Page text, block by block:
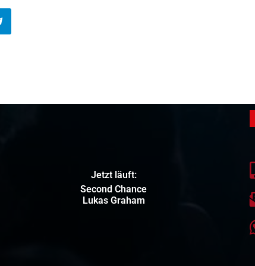
Jetzt läuft:
Second Chance
Lukas Graham